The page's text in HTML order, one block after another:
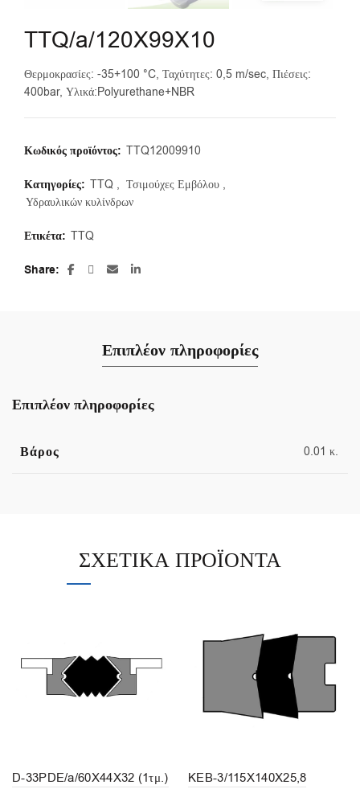
TTQ/a/120X99X10
Θερμοκρασίες: -35+100 °C, Ταχύτητες: 0,5 m/sec, Πιέσεις:
400bar, Υλικά:Polyurethane+NBR
Κωδικός προϊόντος: TTQ12009910
Κατηγορίες: TTQ , Τσιμούχες Εμβόλου ,
Υδραυλικών κυλίνδρων
Ετικέτα: TTQ
Share
Επιπλέον πληροφορίες
Επιπλέον πληροφορίες
Βάρος 0.01 κ.
ΣΧΕΤΙΚΆ ΠΡΟΪΌΝΤΑ
D-33PDE/a/60X44X32 (1τμ.)
KEB-3/115X140X25,8